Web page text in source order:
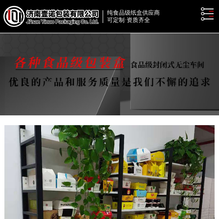
纯食品级纸盒供应商
可定制·资质齐全